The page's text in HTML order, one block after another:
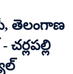
తెలంగాణ